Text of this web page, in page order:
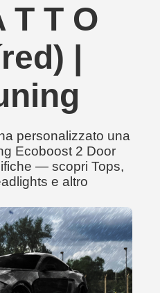
T T O
|
personalizzato una
Ecoboost 2 Door
— scopri Tops,
e altro